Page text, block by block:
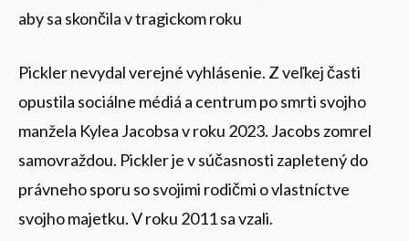
aby sa skončila v tragickom roku
Pickler nevydal verejné vyhlásenie. Z veľkej časti
opustila sociálne médiá a centrum po smrti svojho
manžela Kylea Jacobsa v roku 2023. Jacobs zomrel
samovraždou. Pickler je v súčasnosti zapletený do
právneho sporu so svojimi rodičmi o vlastníctve
svojho majetku. V roku 2011 sa vzali.